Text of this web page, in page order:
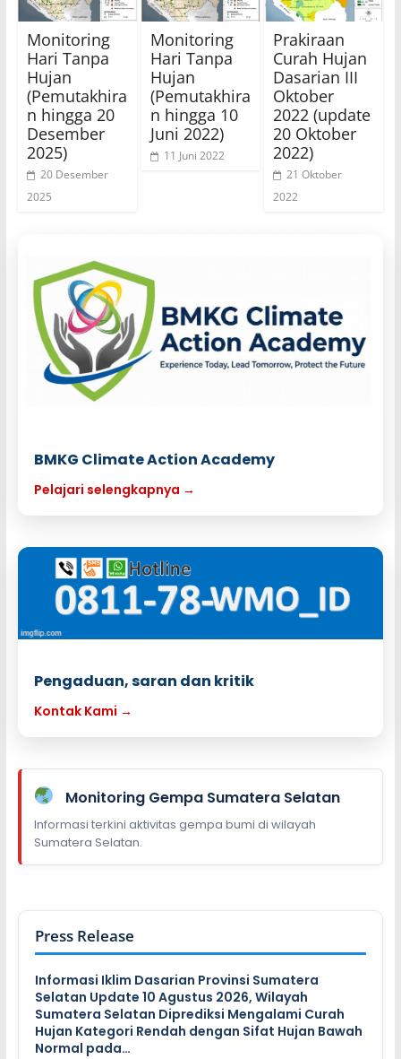
Monitoring
Hari Tanpa
Hujan
(Pemutakhira
n hingga 20
Desember
2025)
20 Desember
2025
Monitoring
Hari Tanpa
Hujan
(Pemutakhira
n hingga 10
Juni 2022)
11 Juni 2022
Prakiraan
Curah Hujan
Dasarian III
Oktober
2022 (update
20 Oktober
2022)
21 Oktober
2022
BMKG Climate Action Academy
Pelajari selengkapnya →
Pengaduan, saran dan kritik
Kontak Kami →
Monitoring Gempa Sumatera Selatan
Informasi terkini aktivitas gempa bumi di wilayah
Sumatera Selatan.
Press Release
Informasi Iklim Dasarian Provinsi Sumatera
Selatan Update 10 Agustus 2026, Wilayah
Sumatera Selatan Diprediksi Mengalami Curah
Hujan Kategori Rendah dengan Sifat Hujan Bawah
Normal pada…